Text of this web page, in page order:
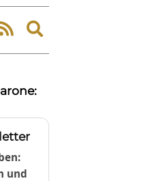
Expand
search
und